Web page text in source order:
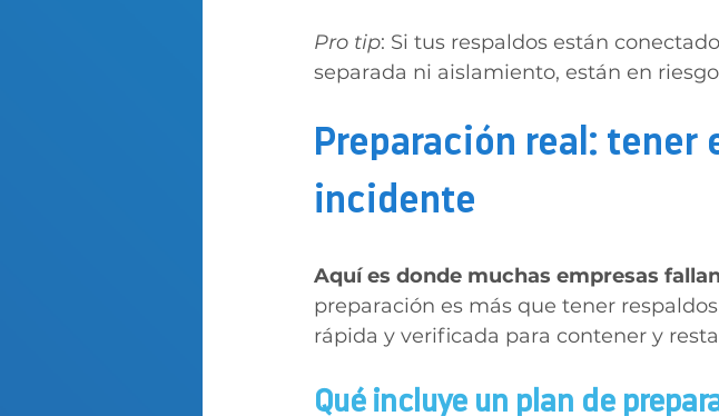
Pro tip: Si tus respaldos están
separada ni aislamiento, están en
Preparación real: tener
incidente
Aquí es donde muchas empresas
preparación es más que tener
rápida y verificada para contener y
Qué incluye un plan de